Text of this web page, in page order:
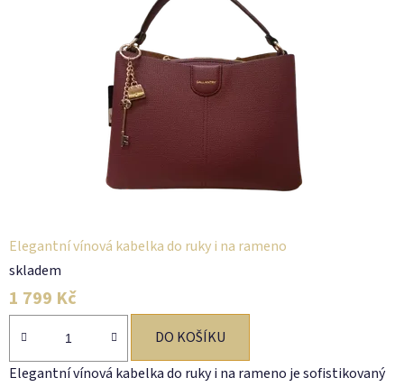
Elegantní vínová kabelka do ruky i na rameno
skladem
1 799 Kč
DO KOŠÍKU
Elegantní vínová kabelka do ruky i na rameno je sofistikovaný